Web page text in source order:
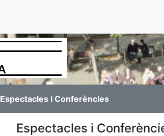
Espectacles i Conferències
Espectacles i